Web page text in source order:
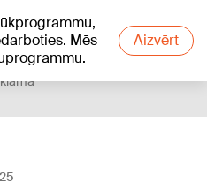
Mēs
Aizvērt